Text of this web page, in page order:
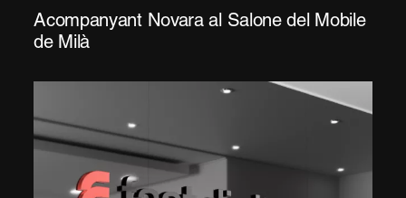
Acompanyant Novara al Salone del Mobile
de Milà